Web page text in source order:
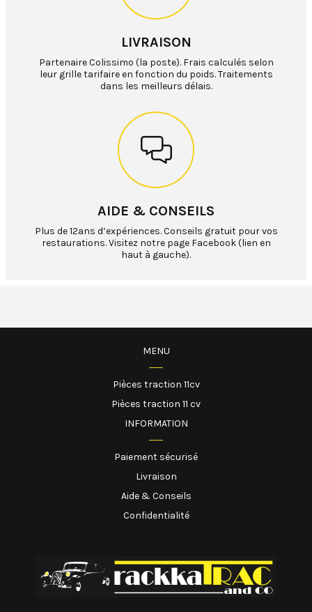
LIVRAISON
Partenaire Colissimo (la poste). Frais calculés selon
leur grille tarifaire en fonction du poids. Traitements
dans les meilleurs délais.
AIDE & CONSEILS
Plus de 12ans d’expériences. Conseils gratuit pour vos
restaurations. Visitez notre page Facebook (lien en
haut à gauche).
MENU
Pièces traction 11cv
Pièces traction 11 cv
INFORMATION
Paiement sécurisé
Livraison
Aide & Conseils
Confidentialité